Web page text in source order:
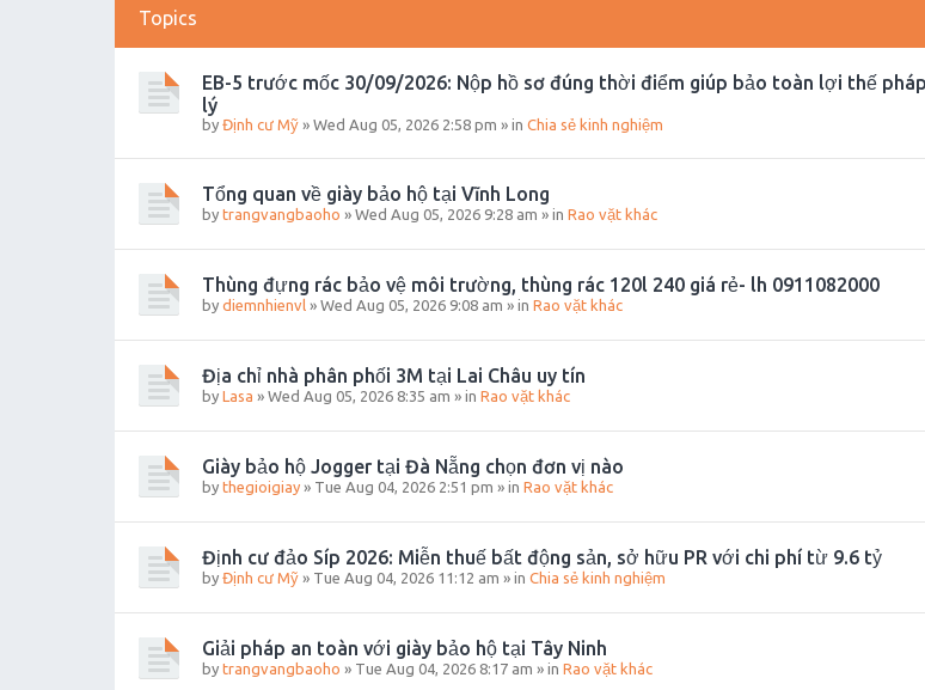
Topics
EB-5 trước mốc 30/09/2026: Nộp hồ sơ đúng thời điểm giúp bảo toàn lợi thế pháp
lý
by Định cư Mỹ » Wed Aug 05, 2026 2:58 pm » in Chia sẻ kinh nghiệm
Tổng quan về giày bảo hộ tại Vĩnh Long
by trangvangbaoho » Wed Aug 05, 2026 9:28 am » in Rao vặt khác
Thùng đựng rác bảo vệ môi trường, thùng rác 120l 240 giá rẻ- lh 0911082000
by diemnhienvl » Wed Aug 05, 2026 9:08 am » in Rao vặt khác
Địa chỉ nhà phân phối 3M tại Lai Châu uy tín
by Lasa » Wed Aug 05, 2026 8:35 am » in Rao vặt khác
Giày bảo hộ Jogger tại Đà Nẵng chọn đơn vị nào
by thegioigiay » Tue Aug 04, 2026 2:51 pm » in Rao vặt khác
Định cư đảo Síp 2026: Miễn thuế bất động sản, sở hữu PR với chi phí từ 9.6 tỷ
by Định cư Mỹ » Tue Aug 04, 2026 11:12 am » in Chia sẻ kinh nghiệm
Giải pháp an toàn với giày bảo hộ tại Tây Ninh
by trangvangbaoho » Tue Aug 04, 2026 8:17 am » in Rao vặt khác